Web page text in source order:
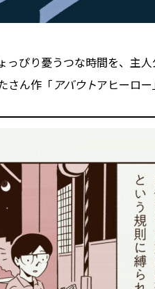
っぴり憂うつな時間を、主
さん作「アバウトアヒーロー